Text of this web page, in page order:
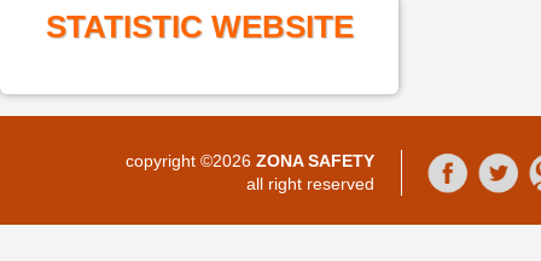
STATISTIC WEBSITE
copyright ©2026 ZONA SAFETY
all right reserved